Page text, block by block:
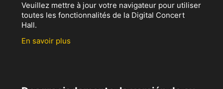
Veuillez mettre à jour votre navigateur pour utiliser
toutes les fonctionnalités de la Digital Concert
Hall.
En savoir plus